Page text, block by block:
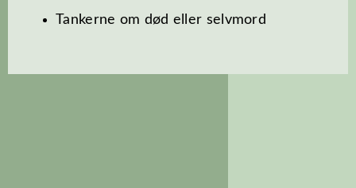
Tankerne om død eller selvmord